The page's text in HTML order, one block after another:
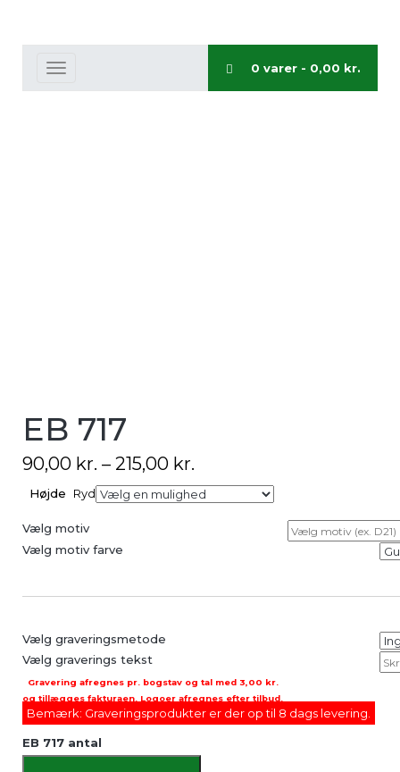
0 varer - 0,00 kr.
Toggle
EB 717
90,00 kr. – 215,00 kr.
Højde Ryd
Vælg motiv
Vælg motiv farve
Vælg graveringsmetode
Vælg graverings tekst
Gravering afregnes pr. bogstav og tal med 3,00 kr.
og tillægges fakturaen. Logoer afregnes efter tilbud.
Bemærk: Graveringsprodukter er der op til 8 dags levering.
EB 717 antal